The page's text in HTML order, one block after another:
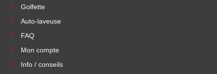
Golfette
Auto-laveuse
FAQ
Mon compte
Info / conseils